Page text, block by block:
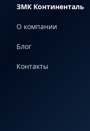
ЗМК Континенталь
О компании
Блог
Контакты